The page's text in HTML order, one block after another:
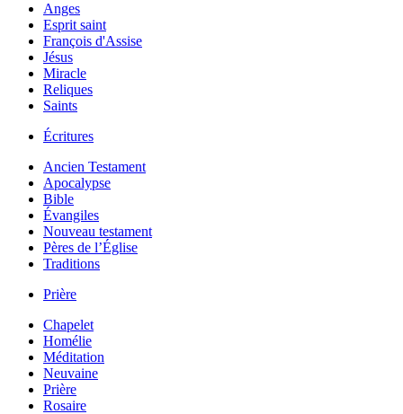
Anges
Esprit saint
François d'Assise
Jésus
Miracle
Reliques
Saints
Écritures
Ancien Testament
Apocalypse
Bible
Évangiles
Nouveau testament
Pères de l’Église
Traditions
Prière
Chapelet
Homélie
Méditation
Neuvaine
Prière
Rosaire